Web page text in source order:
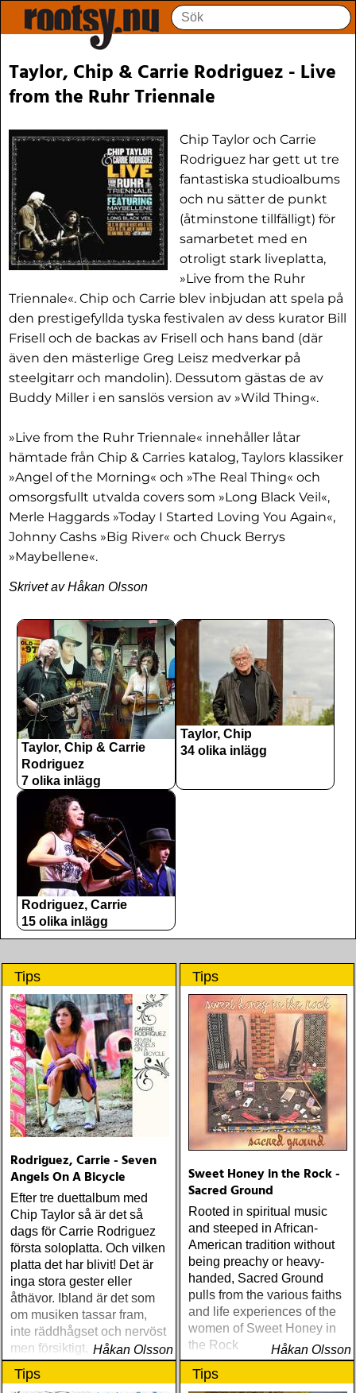
Taylor, Chip & Carrie Rodriguez - Live
from the Ruhr Triennale
Chip Taylor och Carrie
Rodriguez har gett ut tre
fantastiska studioalbums
och nu sätter de punkt
(åtminstone tillfälligt) för
samarbetet med en
otroligt stark liveplatta,
»Live from the Ruhr
Triennale«. Chip och Carrie blev inbjudan att spela på
den prestigefyllda tyska festivalen av dess kurator Bill
Frisell och de backas av Frisell och hans band (där
även den mästerlige Greg Leisz medverkar på
steelgitarr och mandolin). Dessutom gästas de av
Buddy Miller i en sanslös version av »Wild Thing«.
»Live from the Ruhr Triennale« innehåller låtar
hämtade från Chip & Carries katalog, Taylors klassiker
»Angel of the Morning« och »The Real Thing« och
omsorgsfullt utvalda covers som »Long Black Veil«,
Merle Haggards »Today I Started Loving You Again«,
Johnny Cashs »Big River« och Chuck Berrys
»Maybellene«.
Skrivet av Håkan Olsson
Taylor, Chip & Carrie
Rodriguez
7 olika inlägg
Taylor, Chip
34 olika inlägg
Rodriguez, Carrie
15 olika inlägg
Tips
Rodriguez, Carrie - Seven
Angels On A Bicycle
Efter tre duettalbum med
Chip Taylor så är det så
dags för Carrie Rodriguez
första soloplatta. Och vilken
platta det har blivit! Det är
inga stora gester eller
åthävor. Ibland är det som
om musiken tassar fram,
inte räddhågset och nervöst
men försiktigt, finkänsligt
Håkan Olsson
Tips
Sweet Honey in the Rock -
Sacred Ground
Rooted in spiritual music
and steeped in African-
American tradition without
being preachy or heavy-
handed, Sacred Ground
pulls from the various faiths
and life experiences of the
women of Sweet Honey in
the Rock
Håkan Olsson
Tips Tips